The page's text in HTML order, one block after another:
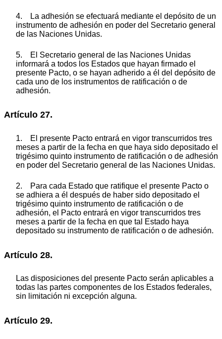
4. La adhesión se efectuará mediante el depósito de un
instrumento de adhesión en poder del Secretario general
de las Naciones Unidas.
5. El Secretario general de las Naciones Unidas
informará a todos los Estados que hayan firmado el
presente Pacto, o se hayan adherido a él del depósito de
cada uno de los instrumentos de ratificación o de
adhesión.
Artículo 27.
1. El presente Pacto entrará en vigor transcurridos tres
meses a partir de la fecha en que haya sido depositado el
trigésimo quinto instrumento de ratificación o de adhesión
en poder del Secretario general de las Naciones Unidas.
2. Para cada Estado que ratifique el presente Pacto o
se adhiera a él después de haber sido depositado el
trigésimo quinto instrumento de ratificación o de
adhesión, el Pacto entrará en vigor transcurridos tres
meses a partir de la fecha en que tal Estado haya
depositado su instrumento de ratificación o de adhesión.
Artículo 28.
Las disposiciones del presente Pacto serán aplicables a
todas las partes componentes de los Estados federales,
sin limitación ni excepción alguna.
Artículo 29.